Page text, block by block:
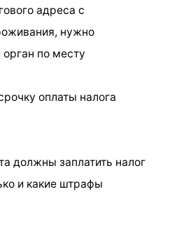
адреса с
нужно
орган по месту
оплаты налога